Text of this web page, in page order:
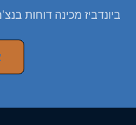
ביונדביז מכינה דוחות